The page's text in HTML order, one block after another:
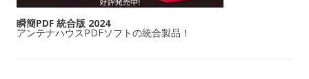
瞬簡PDF 統合版 2024
アンテナハウスPDFソフトの統合製品！